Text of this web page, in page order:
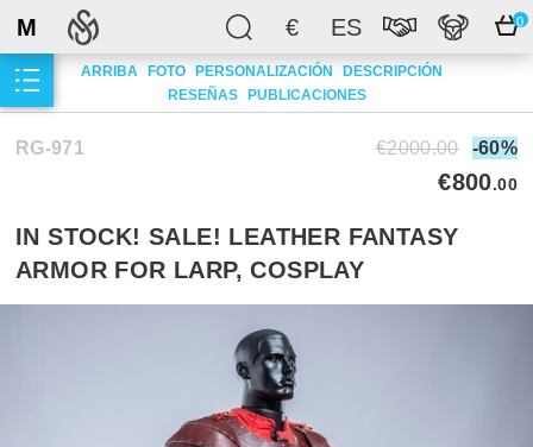
€ ES 0
M
ARRIBA FOTO PERSONALIZACIÓN
DESCRIPCIÓN
RESEÑAS
PUBLICACIONES
RG-971 €2000.00 -60%
€800.00
IN STOCK! SALE! LEATHER FANTASY
ARMOR FOR LARP, COSPLAY